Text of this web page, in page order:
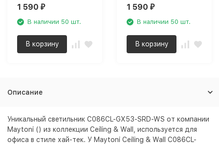
C086CM-GX53-MRD-W
1 590 ₽
В наличии 50 шт.
В корзину
C086CM-GX53-MRD-B
1 590 ₽
В наличии 50 шт.
В корзину
Описание
Уникальный светильник C086CL-GX53-SRD-WS от компании
Maytoni () из коллекции Ceiling & Wall, используется для
офиса в стиле хай-тек. У Maytoni Ceiling & Wall C086CL-